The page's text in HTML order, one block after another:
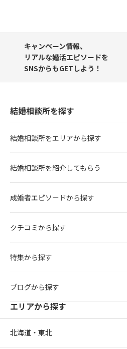
キャンペーン情報、
リアルな婚活エピソードを
SNSからもGETしよう！
結婚相談所を探す
結婚相談所をエリアから探す
結婚相談所を紹介してもらう
成婚者エピソードから探す
クチコミから探す
特集から探す
ブログから探す
エリアから探す
北海道・東北